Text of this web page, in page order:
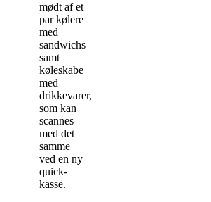
mødt af et
par kølere
med
sandwichs
samt
køleskabe
med
drikkevarer,
som kan
scannes
med det
samme
ved en ny
quick-
kasse.